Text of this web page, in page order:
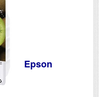
Epson